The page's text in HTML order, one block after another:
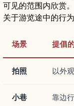
可见的范围内欣赏。
关于游览途中的行
场景 提倡
拍照 以外
小巷 靠边